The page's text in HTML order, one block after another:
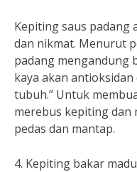
Kepiting saus padang
dan nikmat. Menurut
padang mengandung
kaya akan
tubuh.” Untuk
merebus kepiting dan
pedas dan mantap.
4. Kepiting bakar madu